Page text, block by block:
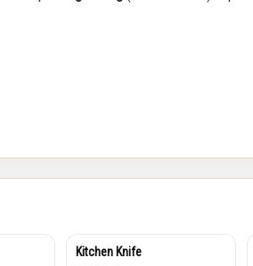
Kitchen Knife